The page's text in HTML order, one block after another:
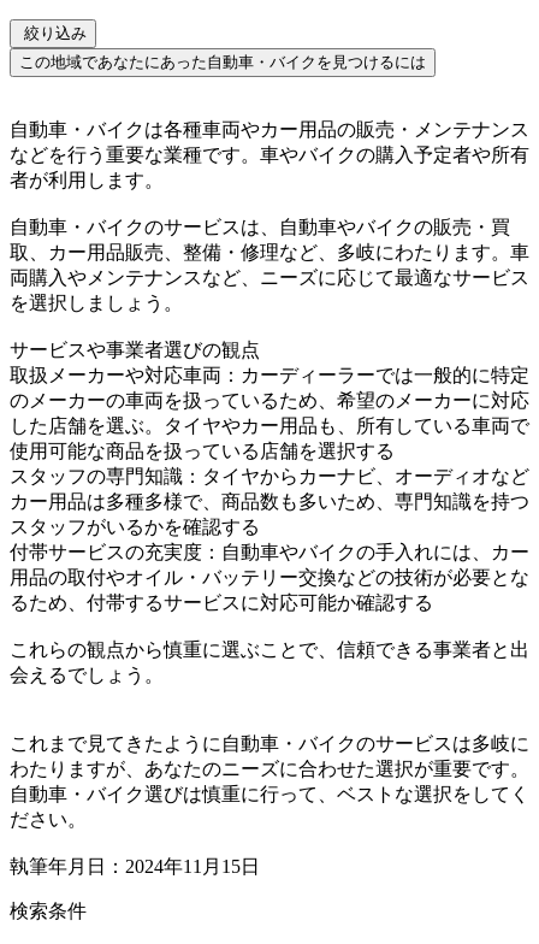
絞り込み
この地域であなたにあった自動車・バイクを見つけるには
自動車・バイクは各種車両やカー用品の販売・メンテナンス
などを行う重要な業種です。車やバイクの購入予定者や所有
者が利用します。
自動車・バイクのサービスは、自動車やバイクの販売・買
取、カー用品販売、整備・修理など、多岐にわたります。車
両購入やメンテナンスなど、ニーズに応じて最適なサービス
を選択しましょう。
サービスや事業者選びの観点
取扱メーカーや対応車両：カーディーラーでは一般的に特定
のメーカーの車両を扱っているため、希望のメーカーに対応
した店舗を選ぶ。タイヤやカー用品も、所有している車両で
使用可能な商品を扱っている店舗を選択する
スタッフの専門知識：タイヤからカーナビ、オーディオなど
カー用品は多種多様で、商品数も多いため、専門知識を持つ
スタッフがいるかを確認する
付帯サービスの充実度：自動車やバイクの手入れには、カー
用品の取付やオイル・バッテリー交換などの技術が必要とな
るため、付帯するサービスに対応可能か確認する
これらの観点から慎重に選ぶことで、信頼できる事業者と出
会えるでしょう。
これまで見てきたように自動車・バイクのサービスは多岐に
わたりますが、あなたのニーズに合わせた選択が重要です。
自動車・バイク選びは慎重に行って、ベストな選択をしてく
ださい。
執筆年月日：2024年11月15日
検索条件